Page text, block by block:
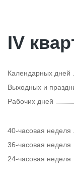
IV
Календарных дней
Выходных и
Рабочих дней
40-часовая неделя
36-часовая неделя
24-часовая неделя